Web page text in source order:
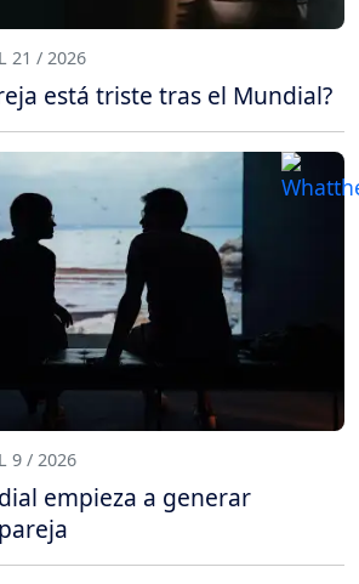
21 / 2026
está triste tras el Mundial?
9 / 2026
empieza a generar